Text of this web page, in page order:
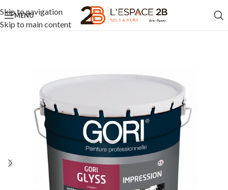
Skip to navigation
Skip to main content
MENU